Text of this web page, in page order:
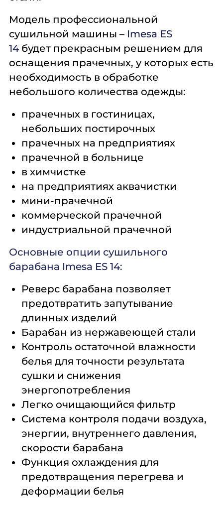
Модель профессиональной
сушильной машины – Imesa ES
14 будет прекрасным решением для
оснащения прачечных, у которых есть
необходимость в обработке
небольшого количества одежды:
прачечных в гостиницах,
небольших постирочных
прачечных на предприятиях
прачечной в больнице
в химчистке
на предприятиях аквачистки
мини-прачечной
коммерческой прачечной
индустриальной прачечной
Основные опции сушильного
барабана Imesa ES 14:
Реверс барабана позволяет
предотвратить запутывание
длинных изделий
Барабан из нержавеющей стали
Контроль остаточной влажности
белья для точности результата
сушки и снижения
энергопотребления
Легко очищающийся фильтр
Система контроля подачи воздуха,
энергии, внутреннего давления,
скорости барабана
Функция охлаждения для
предотвращения перегрева и
деформации белья